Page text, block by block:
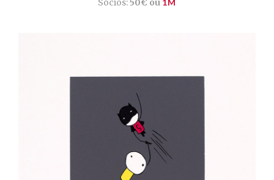
Sócios:50€ ou 1M